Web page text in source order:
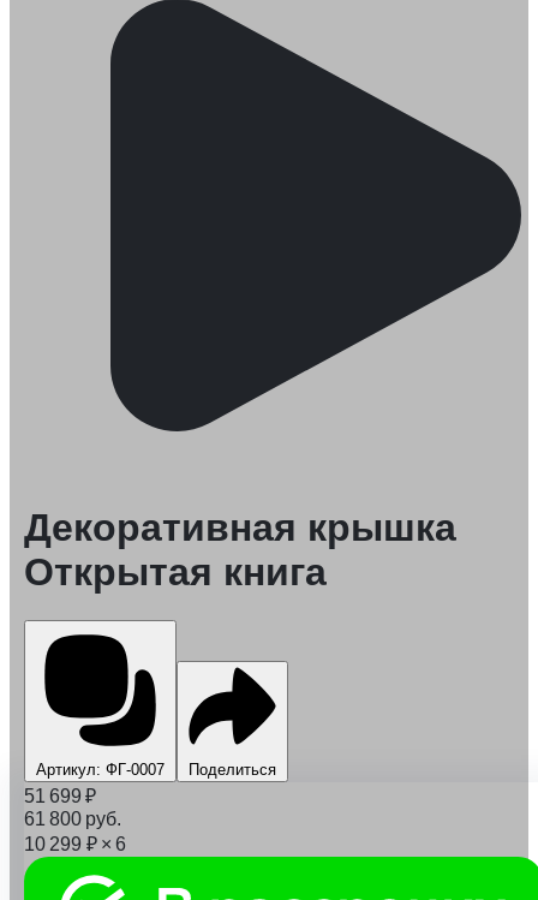
Декоративная крышка
Открытая книга
Артикул: ФГ-0007 Поделиться
51 699 ₽
61 800 руб.
10 299 ₽ × 6